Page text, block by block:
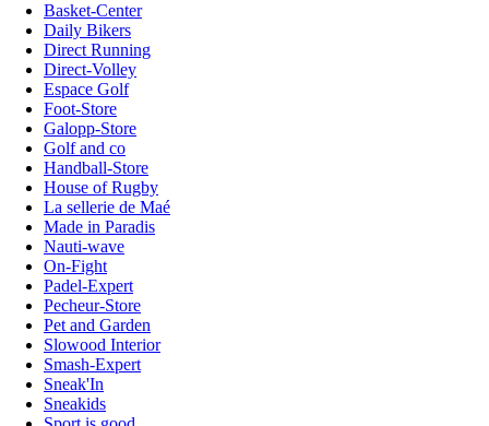
Basket-Center
Daily Bikers
Direct Running
Direct-Volley
Espace Golf
Foot-Store
Galopp-Store
Golf and co
Handball-Store
House of Rugby
La sellerie de Maé
Made in Paradis
Nauti-wave
On-Fight
Padel-Expert
Pecheur-Store
Pet and Garden
Slowood Interior
Smash-Expert
Sneak'In
Sneakids